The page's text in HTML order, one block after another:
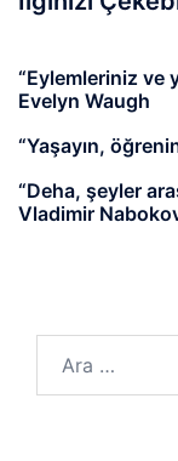
“Eylemleriniz ve
Evelyn Waugh
“Yaşayın,
“Deha, şeyler
Vladimir